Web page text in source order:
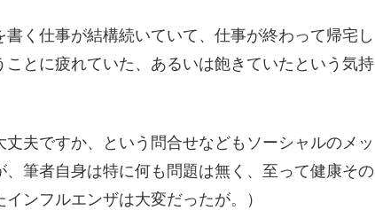
く仕事が結構続いていて、仕事が終わって帰宅し
とに疲れていた、あるいは飽きていたという気持
夫ですか、という問合せなどもソーシャルのメッ
筆者自身は特に何も問題は無く、至って健康その
ンフルエンザは大変だったが。）